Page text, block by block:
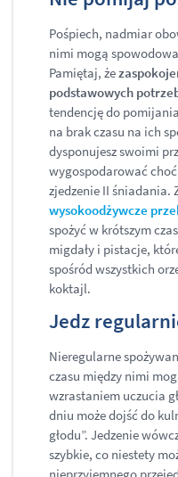
Pośpiech, nadmiar
nimi mogą
Pamiętaj, że
podstawowych
tendencję do
na brak czasu na ich
dysponujesz swoimi
wygospodarować
zjedzenie II śniadania.
wysokoodżywcze
spożyć w krótszym
migdały i pistacje,
spośród wszystkich
koktajl.
Jedz
Nieregularne
czasu między nimi
wzrastaniem uczucia
dniu może dojść do
głodu”. Jedzenie
szybkie, co niestety